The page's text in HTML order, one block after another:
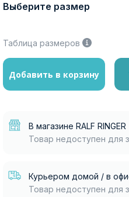
Выберите размер
Таблица размеров
Добавить в корзину
В магазине RALF RINGER
Товар недоступен для
Курьером домой / в
Товар недоступен для